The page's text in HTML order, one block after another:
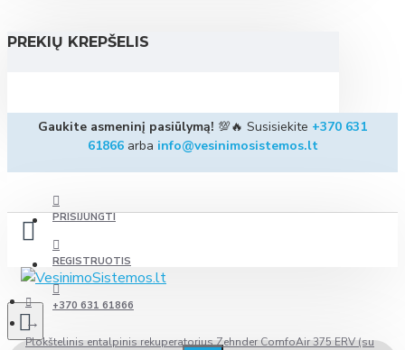
PREKIŲ KREPŠELIS
Gaukite asmeninį pasiūlymą! 💯🔥 Susisiekite +370 631
61866arba info@vesinimosistemos.lt
PRISIJUNGTI
REGISTRUOTIS
+370 631 61866
Plokštelinis entalpinis rekuperatorius Zehnder ComfoAir 375 ERV (su